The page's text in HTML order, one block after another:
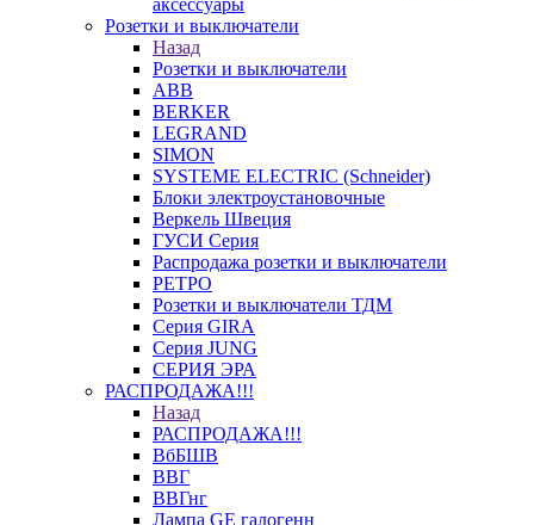
аксессуары
Розетки и выключатели
Назад
Розетки и выключатели
ABB
BERKER
LEGRAND
SIMON
SYSTEME ELECTRIC (Schneider)
Блоки электроустановочные
Веркель Швеция
ГУСИ Серия
Распродажа розетки и выключатели
РЕТРО
Розетки и выключатели ТДМ
Серия GIRA
Серия JUNG
СЕРИЯ ЭРА
РАСПРОДАЖА!!!
Назад
РАСПРОДАЖА!!!
ВбБШВ
ВВГ
ВВГнг
Лампа GE галогенн